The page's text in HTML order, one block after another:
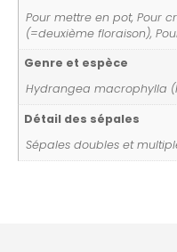
Pour mettre en pot, Pour
(=deuxième floraison),
Genre et espèce
Hydrangea macrophylla
Détail des sépales
Sépales doubles et